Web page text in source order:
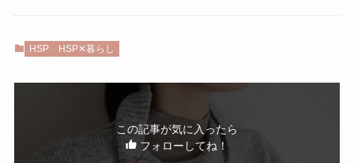
HSP HSP✕暮らし
この記事が気に入ったら
フォローしてね！